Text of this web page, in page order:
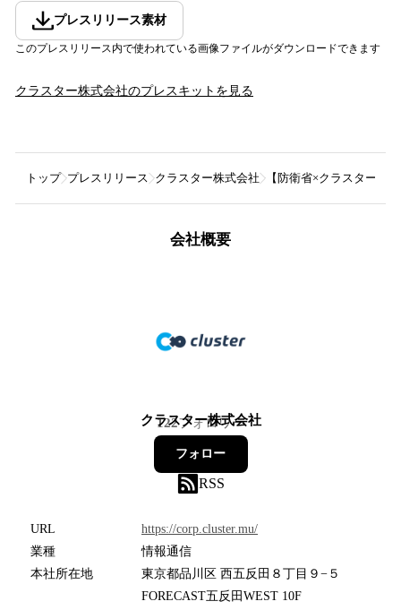
プレスリリース素材
このプレスリリース内で使われている画像ファイルがダウンロードできます
クラスター株式会社のプレスキットを見る
トップ プレスリリース クラスター株式会社 【防衛省×クラスターが
会社概要
クラスター株式会社
122フォロワー
フォロー
RSS
URL
https://corp.cluster.mu/
業種
情報通信
本社所在地
東京都品川区 西五反田８丁目９−５
FORECAST五反田WEST 10F